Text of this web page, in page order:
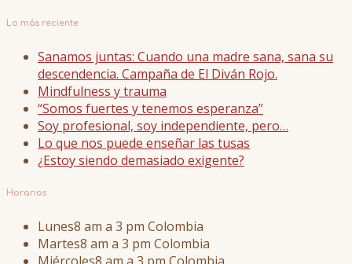
Lo más reciente
Sanamos juntas: Cuando una madre sana, sana su
descendencia. Campaña de El Diván Rojo.
Mindfulness y trauma
“Somos fuertes y tenemos esperanza”
Soy profesional, soy independiente, pero…
Lo que nos puede enseñar las tusas
¿Estoy siendo demasiado exigente?
Horarios
Lunes8 am a 3 pm Colombia
Martes8 am a 3 pm Colombia
Miércoles8 am a 3 pm Colombia